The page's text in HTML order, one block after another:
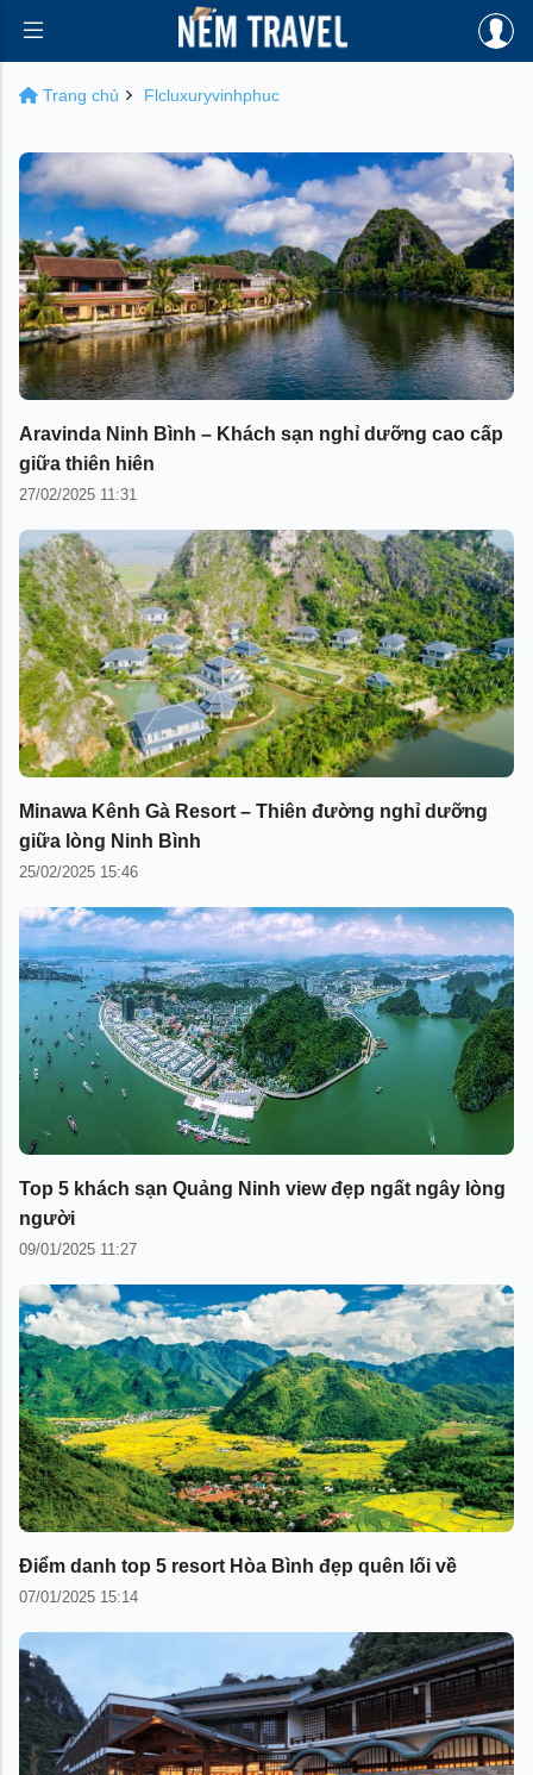
Trang chủ Flcluxuryvinhphuc
Aravinda Ninh Bình – Khách sạn nghỉ dưỡng cao cấp
giữa thiên hiên
27/02/2025 11:31
Minawa Kênh Gà Resort – Thiên đường nghỉ dưỡng
giữa lòng Ninh Bình
25/02/2025 15:46
Top 5 khách sạn Quảng Ninh view đẹp ngất ngây lòng
người
09/01/2025 11:27
Điểm danh top 5 resort Hòa Bình đẹp quên lối về
07/01/2025 15:14